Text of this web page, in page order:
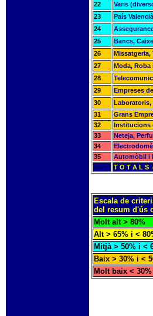
22
Varis
23
País Valencià
24
25
Bancs,
26
27
Moda,
28
29
Empreses
30
Laboratoris,
31
Grans
32
Institucions
33
Neteja,
34
35
Automòbil i
T O T A L S
Escala de
del resum d'ús
Molt alt > 80%
Alt > 65% i <
Mitjà > 50% i <
Baix > 30% i <
Molt baix < 30%